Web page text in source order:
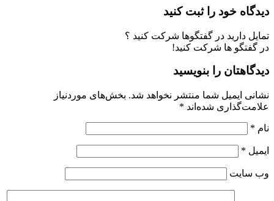
دیدگاه خود را ثبت کنید
تمایل دارید در گفتگوها شرکت کنید ؟
در گفتگو ها شرکت کنید!
دیدگاهتان را بنویسید
نشانی ایمیل شما منتشر نخواهد شد. بخش‌های موردنیاز
علامت‌گذاری شده‌اند *
نام *
ایمیل *
وب‌ سایت